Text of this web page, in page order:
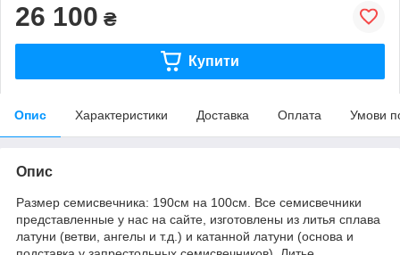
26 100 ₴
Купити
Опис Характеристики Доставка Оплата Умови
Опис
Размер семисвечника: 190см на 100см. Все семисвечники
представленные у нас на сайте, изготовлены из литья сплава
латуни (ветви, ангелы и т.д.) и катанной латуни (основа и